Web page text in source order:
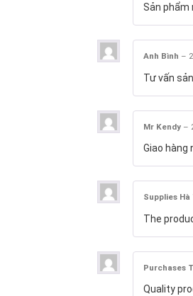
Sản phẩm
Anh Bình –
Tư vấn
Mr Kendy –
Giao hàng
Supplies Hà
The
Purchases
Quality